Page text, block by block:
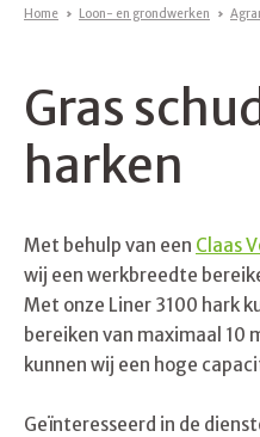
Home Loon- en grondwerken
Gras
harken
Met behulp van een Claas
wij een werkbreedte
Met onze Liner 3100 hark
bereiken van maximaal 10
kunnen wij een hoge
Geïnteresseerd in de